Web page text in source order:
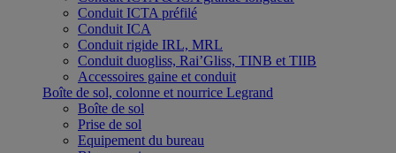
Conduit ICTA préfilé
Conduit ICA
Conduit rigide IRL, MRL
Conduit duogliss, Rai’Gliss, TINB et TIIB
Accessoires gaine et conduit
Boîte de sol, colonne et nourrice Legrand
Boîte de sol
Prise de sol
Equipement du bureau